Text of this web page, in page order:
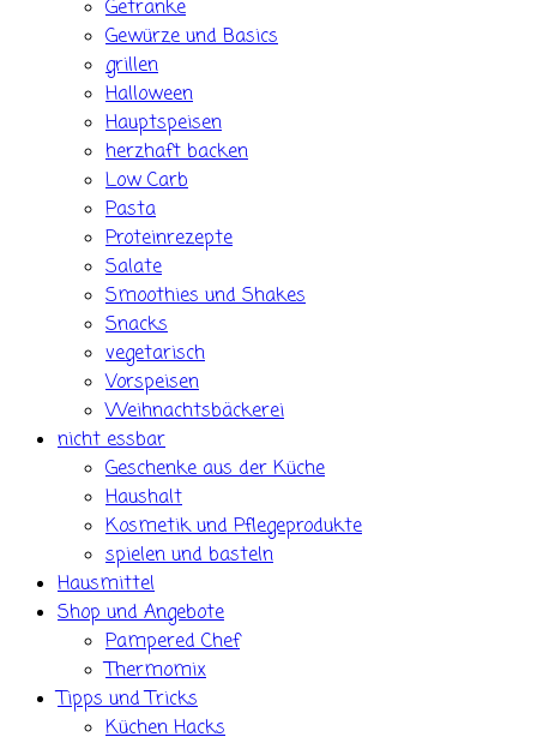
Getränke
Gewürze und Basics
grillen
Halloween
Hauptspeisen
herzhaft backen
Low Carb
Pasta
Proteinrezepte
Salate
Smoothies und Shakes
Snacks
vegetarisch
Vorspeisen
Weihnachtsbäckerei
nicht essbar
Geschenke aus der Küche
Haushalt
Kosmetik und Pflegeprodukte
spielen und basteln
Hausmittel
Shop und Angebote
Pampered Chef
Thermomix
Tipps und Tricks
Küchen Hacks